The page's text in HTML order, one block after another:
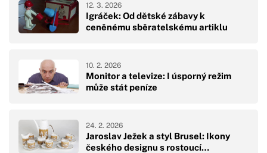
Igráček: Od dětské zábavy k
ceněnému sběratelskému artiklu
12. 3. 2026
Monitor a televize: I úsporný režim
může stát peníze
10. 2. 2026
Jaroslav Ježek a styl Brusel: Ikony
českého designu s rostoucí…
24. 2. 2026